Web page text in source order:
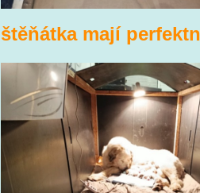
štěňátka mají